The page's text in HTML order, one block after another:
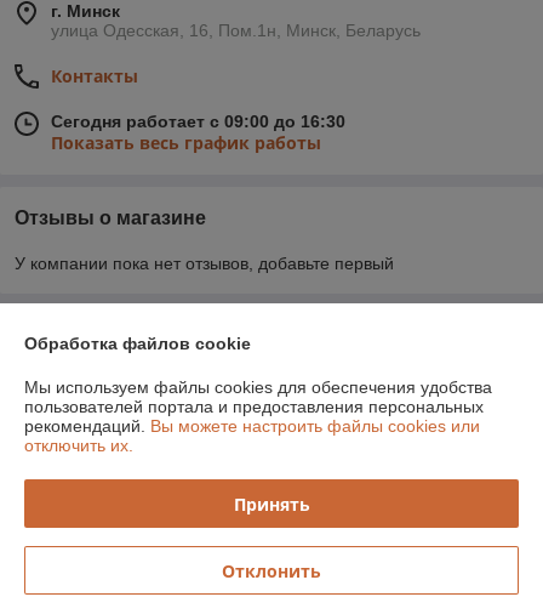
г. Минск
улица Одесская, 16, Пом.1н, Минск, Беларусь
Контакты
Сегодня работает с 09:00 до 16:30
Показать весь график работы
Отзывы о магазине
У компании пока нет отзывов, добавьте первый
О нас
Контакты
Доставка и оплата
Обработка файлов cookie
Мы используем файлы cookies для обеспечения удобства
пользователей портала и предоставления персональных
рекомендаций. Вы можете настроить файлы cookies или
отключить их.
Принять
Отклонить